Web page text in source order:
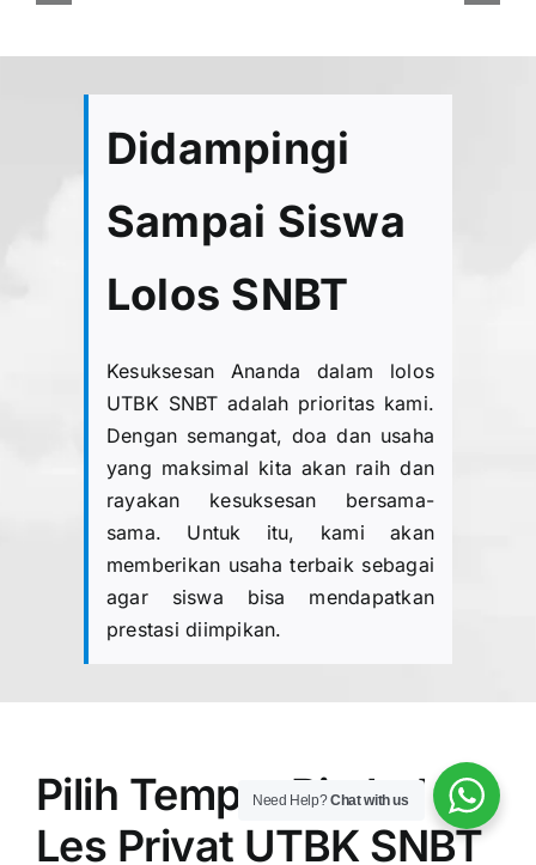
Didampingi
Sampai Siswa
Lolos SNBT
Kesuksesan Ananda dalam lolos
UTBK SNBT adalah prioritas kami.
Dengan semangat, doa dan usaha
yang maksimal kita akan raih dan
rayakan kesuksesan bersama-
sama. Untuk itu, kami akan
memberikan usaha terbaik sebagai
agar siswa bisa mendapatkan
prestasi diimpikan.
Pilih Tempat Bimbel
Les Privat UTBK SNBT
Need Help?Chat with us